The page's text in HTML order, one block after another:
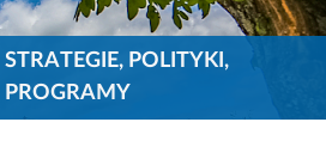
STRATEGIE, POLITYKI,
PROGRAMY